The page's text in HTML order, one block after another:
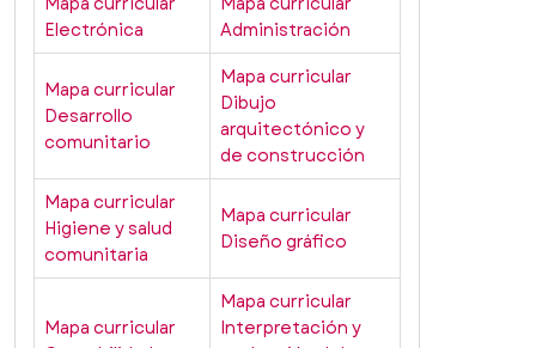
Electrónica
Administración
Mapa curricular
Desarrollo
comunitario
Mapa curricular
Dibujo
arquitectónico y
de construcción
Mapa curricular
Higiene y salud
comunitaria
Mapa curricular
Diseño gráfico
Mapa curricular
Mapa curricular
Interpretación y